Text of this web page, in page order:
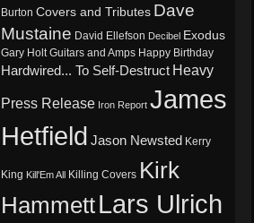
Burton Covers and Tributes Dave
Mustaine David Ellefson Decibel Exodus
Gary Holt Guitars and Amps Happy Birthday
Hardwired... To Self-Destruct Heavy
Press Release Iron Report James
Hetfield Jason Newsted Kerry
King Kill'Em All Killing Covers Kirk
HammettLars Ulrich